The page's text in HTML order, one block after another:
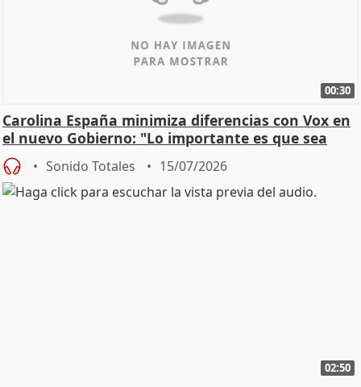
00:30
Carolina España minimiza diferencias con Vox en
el nuevo Gobierno: "Lo importante es que sea
una leg
Sonido Totales 15/07/2026
02:50